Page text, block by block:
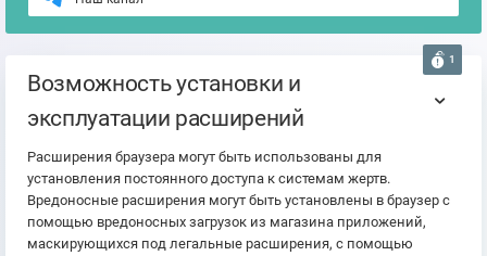
1
Возможность установки и
эксплуатации расширений
Расширения браузера могут быть использованы для
установления постоянного доступа к системам жертв.
Вредоносные расширения могут быть установлены в браузер с
помощью вредоносных загрузок из магазина приложений,
маскирующихся под легальные расширения, с помощью